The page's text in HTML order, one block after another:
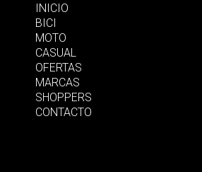
INICIO
BICI
MOTO
CASUAL
OFERTAS
MARCAS
SHOPPERS
CONTACTO